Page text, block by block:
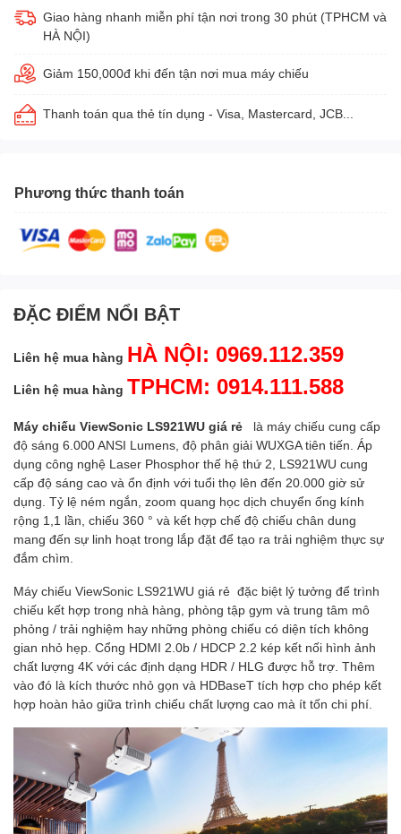
Giao hàng nhanh miễn phí tận nơi trong 30 phút (TPHCM và
HÀ NỘI)
Giảm 150,000đ khi đến tận nơi mua máy chiếu
Thanh toán qua thẻ tín dụng - Visa, Mastercard, JCB...
Phương thức thanh toán
ĐẶC ĐIỂM NỔI BẬT
Liên hệ mua hàng HÀ NỘI: 0969.112.359
Liên hệ mua hàng TPHCM: 0914.111.588
Máy chiếu ViewSonic LS921WU giá rẻ
là máy chiếu cung cấp
độ sáng 6.000 ANSI Lumens, độ phân giải WUXGA tiên tiến. Áp
dụng công nghệ Laser Phosphor thế hệ thứ 2, LS921WU cung
cấp độ sáng cao và ổn định với tuổi thọ lên đến 20.000 giờ sử
dụng. Tỷ lệ ném ngắn, zoom quang học dịch chuyển ống kính
rộng 1,1 lần, chiếu 360 ° và kết hợp chế độ chiếu chân dung
mang đến sự linh hoạt trong lắp đặt để tạo ra trải nghiệm thực sự
đắm chìm.
Máy chiếu ViewSonic LS921WU giá rẻ đặc biệt lý tưởng để trình
chiếu kết hợp trong nhà hàng, phòng tập gym và trung tâm mô
phỏng / trải nghiệm hay những phòng chiếu có diện tích không
gian nhỏ hẹp. Cổng HDMI 2.0b / HDCP 2.2 kép kết nối hình ảnh
chất lượng 4K với các định dạng HDR / HLG được hỗ trợ. Thêm
vào đó là kích thước nhỏ gọn và HDBaseT tích hợp cho phép kết
hợp hoàn hảo giữa trình chiếu chất lượng cao mà ít tốn chi phí.